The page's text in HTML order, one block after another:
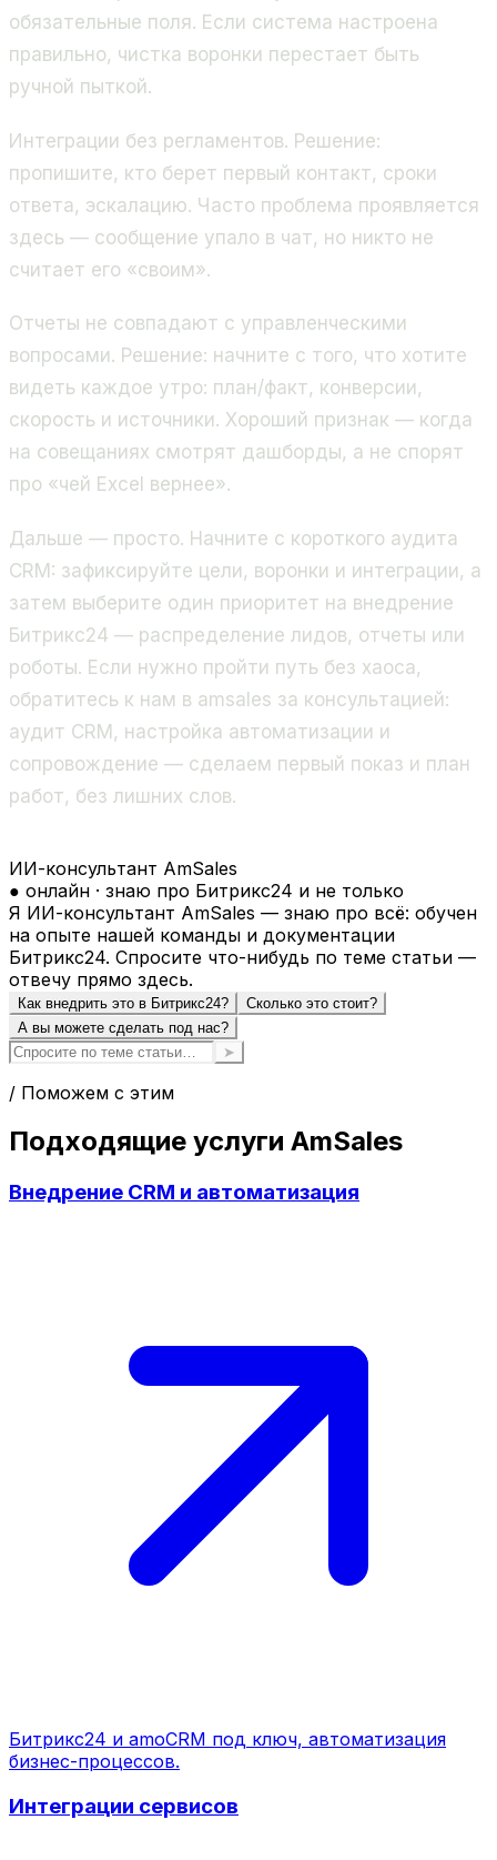
обязательные поля. Если система настроена
правильно, чистка воронки перестает быть
ручной пыткой.
Интеграции без регламентов. Решение:
пропишите, кто берет первый контакт, сроки
ответа, эскалацию. Часто проблема проявляется
здесь — сообщение упало в чат, но никто не
считает его «своим».
Отчеты не совпадают с управленческими
вопросами. Решение: начните с того, что хотите
видеть каждое утро: план/факт, конверсии,
скорость и источники. Хороший признак — когда
на совещаниях смотрят дашборды, а не спорят
про «чей Excel вернее».
Дальше — просто. Начните с короткого аудита
CRM: зафиксируйте цели, воронки и интеграции, а
затем выберите один приоритет на внедрение
Битрикс24 — распределение лидов, отчеты или
роботы. Если нужно пройти путь без хаоса,
обратитесь к нам в amsales за консультацией:
аудит CRM, настройка автоматизации и
сопровождение — сделаем первый показ и план
работ, без лишних слов.
ИИ-консультант AmSales
● онлайн · знаю про Битрикс24 и не только
Я ИИ-консультант AmSales — знаю про всё: обучен
на опыте нашей команды и документации
Битрикс24. Спросите что-нибудь по теме статьи —
отвечу прямо здесь.
Как внедрить это в Битрикс24?
Сколько это стоит?
А вы можете сделать под нас?
➤
/ Поможем с этим
Подходящие услуги AmSales
Внедрение CRM и автоматизация
Битрикс24 и amoCRM под ключ, автоматизация
бизнес-процессов.
Интеграции сервисов